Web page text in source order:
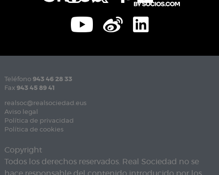
Teléfono 943 46 28 33
Fax 943 45 89 41
realsoc@realsociedad.eus
Aviso legal
Política de privacidad
Política de cookies
Copyright
Todos los derechos reservados. Real Sociedad no se